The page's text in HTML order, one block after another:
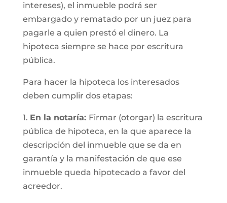
intereses), el inmueble podrá ser
embargado y rematado por un juez para
pagarle a quien prestó el dinero. La
hipoteca siempre se hace por escritura
pública.
Para hacer la hipoteca los interesados
deben cumplir dos etapas:
1. En la notaría: Firmar (otorgar) la escritura
pública de hipoteca, en la que aparece la
descripción del inmueble que se da en
garantía y la manifestación de que ese
inmueble queda hipotecado a favor del
acreedor.